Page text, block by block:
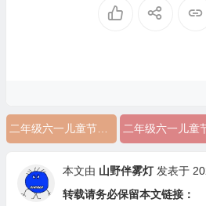
二年级六一儿童节手抄报简单好画图片
本文由 山野伴雾灯发表于
转载请务必保留本文链接：